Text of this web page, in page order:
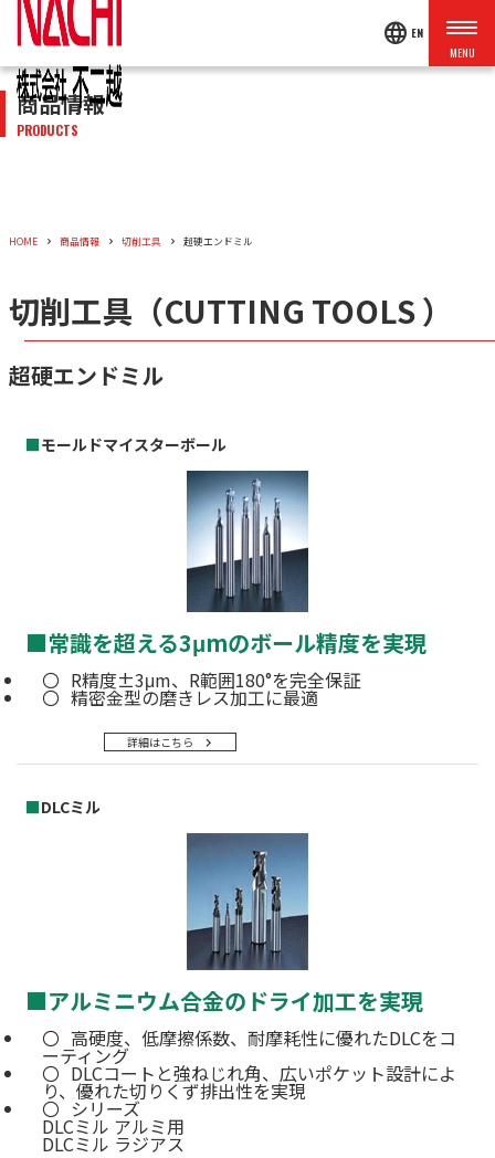
language EN
商品情報
PRODUCTS
HOME 商品情報 切削工具 超硬エンドミル
切削工具（CUTTING TOOLS ）
超硬エンドミル
■モールドマイスターボール
詳細はこちら
■常識を超える3μmのボール精度を実現
R精度±3μm、R範囲180°を完全保証
精密金型の磨きレス加工に最適
■DLCミル
■アルミニウム合金のドライ加工を実現
高硬度、低摩擦係数、耐摩耗性に優れたDLCをコ
ーティング
DLCコートと強ねじれ角、広いポケット設計によ
り、優れた切りくず排出性を実現
シリーズ
DLCミル アルミ用
DLCミル ラジアス